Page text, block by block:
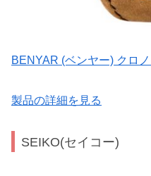
BENYAR (ベンヤー) クロ
製品の詳細を見る
SEIKO(セイコー)